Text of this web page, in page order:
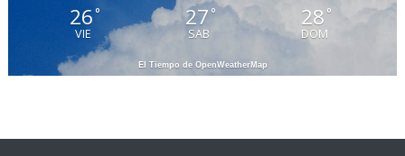
26°
VIE
27 °
SAB
28 °
DOM
El Tiempo de OpenWeatherMap